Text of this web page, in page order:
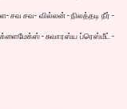
சவ சவ- வில்லன் - நிலத்தடி நீர் -
க்ளைமேக்ஸ் - சுவாரஸ்ய ப்ரெஸ்மீட் -